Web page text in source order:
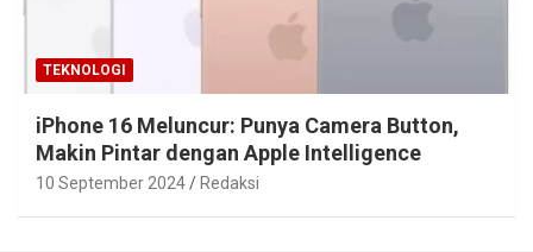
TEKNOLOGI
iPhone 16 Meluncur: Punya Camera Button,
Makin Pintar dengan Apple Intelligence
10 September 2024 Redaksi